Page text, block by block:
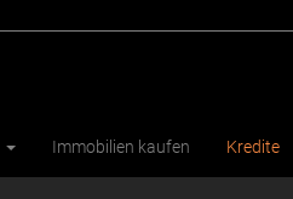
Immobilien kaufen Kredite